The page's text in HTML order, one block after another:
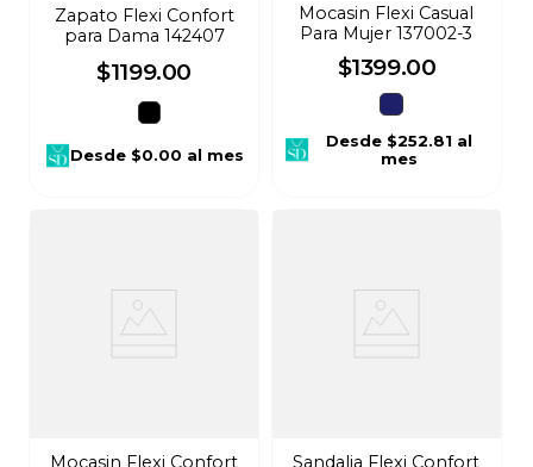
Zapato Flexi Confort
para Dama 142407
$1199.00
Desde$0.00 al mes
Mocasin Flexi Casual
Para Mujer 137002-3
$1399.00
Desde$252.81 al
mes
Mocasin Flexi Confort
Sandalia Flexi Confort